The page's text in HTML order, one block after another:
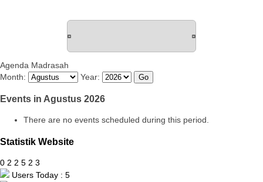
Agenda Madrasah
Month:
Year:
Events in Agustus 2026
There are no events scheduled during this period.
Statistik Website
0 2 2 5 2 3
Users Today : 5